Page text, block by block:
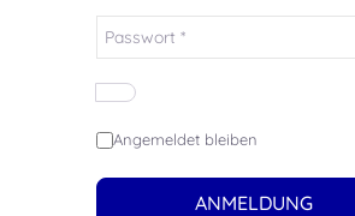
Angemeldet bleiben
ANMELDUNG